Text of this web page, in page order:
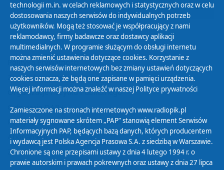
25 26 27 28 29 30 31
Polityka Prywatności
Zasady korzystania z Serwisu
Organizacje Pożytku Publicznego
Cyfryzacja DAB+
Polityka ochrony danych osobowych
Abonament
Zamówienia publiczne
technologii m.in. w celach reklamowych i statystycznych oraz w celu
dostosowania naszych serwisów do indywidualnych potrzeb
użytkowników. Mogą też stosować je współpracujący z nami
reklamodawcy, firmy badawcze oraz dostawcy aplikacji
multimedialnych. W programie służącym do obsługi internetu
można zmienić ustawienia dotyczące cookies. Korzystanie z
naszych serwisów internetowych bez zmiany ustawień dotyczących
cookies oznacza, że będą one zapisane w pamięci urządzenia.
Więcej informacji można znaleźć w naszej Polityce prywatności
Zamieszczone na stronach internetowych www.radiopik.pl
materiały sygnowane skrótem „PAP” stanowią element Serwisów
Informacyjnych PAP, będących bazą danych, których producentem
i wydawcą jest Polska Agencja Prasowa S.A. z siedzibą w Warszawie.
Chronione są one przepisami ustawy z dnia 4 lutego 1994 r. o
prawie autorskim i prawach pokrewnych oraz ustawy z dnia 27 lipca